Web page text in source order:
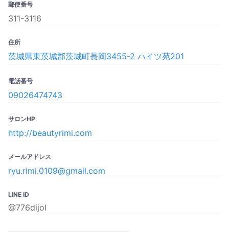
郵便番号
311-3116
住所
茨城県東茨城郡茨城町長岡3455-2 ハイツ苑201
電話番号
09026474743
サロンHP
http://beautyrimi.com
メールアドレス
ryu.rimi.0109@gmail.com
LINE ID
@776dijol